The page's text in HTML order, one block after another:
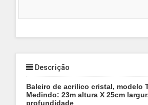
Descrição
Baleiro de acrilico cristal, modelo
Medindo: 23m altura X 25cm
profundidade